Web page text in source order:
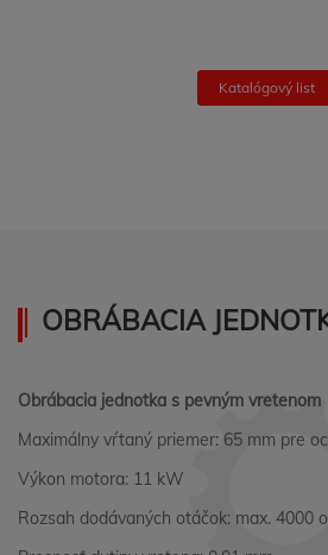
Katalógový list
OBRÁBACIA
Obrábacia jednotka s pevným vretenom
Maximálny vŕtaný priemer: 65 mm pre
Výkon motora: 11 kW
Rozsah dodávaných otáčok: max. 4000